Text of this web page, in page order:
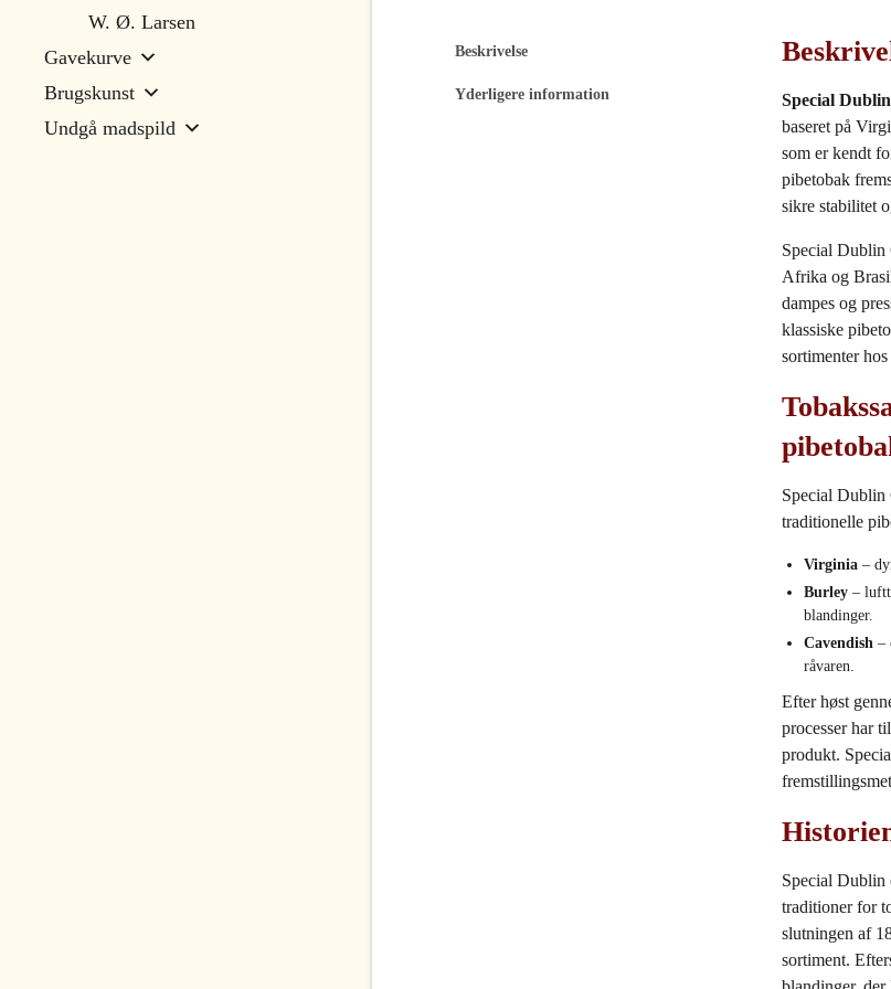
W. Ø. Larsen
Gavekurve
Brugskunst
Undgå madspild
Beskrivelse
Yderligere information Special
baseret på
som er kendt
pibetobak
sikre stabilitet
Special
Afrika og
dampes og
klassiske
sortimenter
Special Dublin
traditionelle
Virginia –
Burley –
blandinger.
Cavendish –
råvaren.
Efter høst
processer har
produkt.
Special Dublin
traditioner for
slutningen af
sortiment.